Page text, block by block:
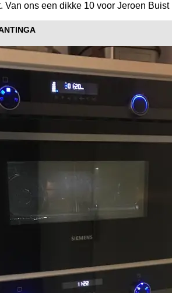
Van ons een dikke 10 voor Jeroen Buist